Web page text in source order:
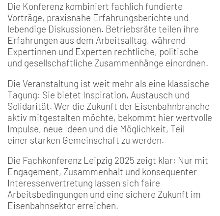
Die Konferenz kombiniert fachlich fundierte
Vorträge, praxisnahe Erfahrungsberichte und
lebendige Diskussionen. Betriebsräte teilen ihre
Erfahrungen aus dem Arbeitsalltag, während
Expertinnen und Experten rechtliche, politische
und gesellschaftliche Zusammenhänge einordnen.
Die Veranstaltung ist weit mehr als eine klassische
Tagung: Sie bietet Inspiration, Austausch und
Solidarität. Wer die Zukunft der Eisenbahnbranche
aktiv mitgestalten möchte, bekommt hier wertvolle
Impulse, neue Ideen und die Möglichkeit, Teil
einer starken Gemeinschaft zu werden.
Die Fachkonferenz Leipzig 2025 zeigt klar: Nur mit
Engagement, Zusammenhalt und konsequenter
Interessenvertretung lassen sich faire
Arbeitsbedingungen und eine sichere Zukunft im
Eisenbahnsektor erreichen.